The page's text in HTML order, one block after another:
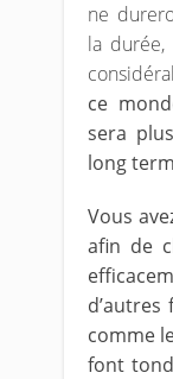
ne
la
ce
sera
long
Vous
afin de
comme
font